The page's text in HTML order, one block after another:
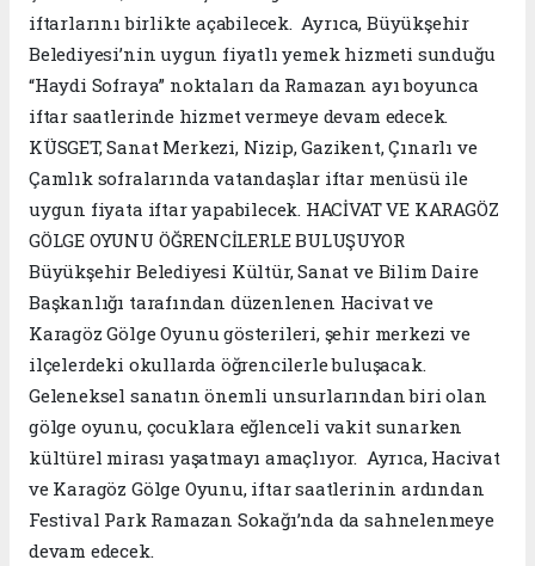
iftarlarını birlikte açabilecek. Ayrıca, Büyükşehir
Belediyesi’nin uygun fiyatlı yemek hizmeti sunduğu
“Haydi Sofraya” noktaları da Ramazan ayı boyunca
iftar saatlerinde hizmet vermeye devam edecek.
KÜSGET, Sanat Merkezi, Nizip, Gazikent, Çınarlı ve
Çamlık sofralarında vatandaşlar iftar menüsü ile
uygun fiyata iftar yapabilecek. HACİVAT VE KARAGÖZ
GÖLGE OYUNU ÖĞRENCİLERLE BULUŞUYOR
Büyükşehir Belediyesi Kültür, Sanat ve Bilim Daire
Başkanlığı tarafından düzenlenen Hacivat ve
Karagöz Gölge Oyunu gösterileri, şehir merkezi ve
ilçelerdeki okullarda öğrencilerle buluşacak.
Geleneksel sanatın önemli unsurlarından biri olan
gölge oyunu, çocuklara eğlenceli vakit sunarken
kültürel mirası yaşatmayı amaçlıyor. Ayrıca, Hacivat
ve Karagöz Gölge Oyunu, iftar saatlerinin ardından
Festival Park Ramazan Sokağı’nda da sahnelenmeye
devam edecek.